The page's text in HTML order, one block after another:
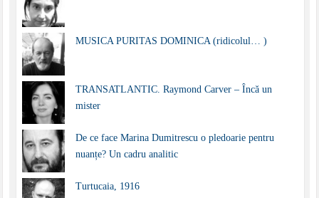
MUSICA PURITAS DOMINICA (ridicolul… )
TRANSATLANTIC. Raymond Carver – Încă un
mister
De ce face Marina Dumitrescu o pledoarie pentru
nuanțe? Un cadru analitic
Turtucaia, 1916